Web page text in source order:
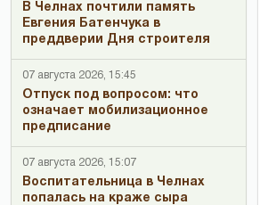
В Челнах почтили память
Евгения Батенчука в
преддверии Дня строителя
07 августа 2026, 15:45
Отпуск под вопросом: что
означает мобилизационное
предписание
07 августа 2026, 15:07
Воспитательница в Челнах
попалась на краже сыра